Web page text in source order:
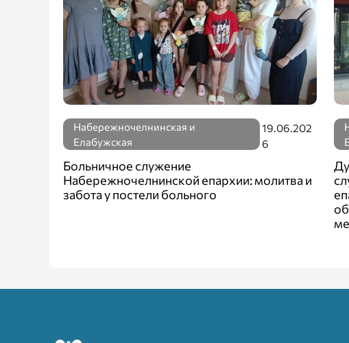
Набережночелнинская и
Елабужская
19.06.202
6
Больничное служение
Набережночелнинской епархии: молитва и
забота у постели больного